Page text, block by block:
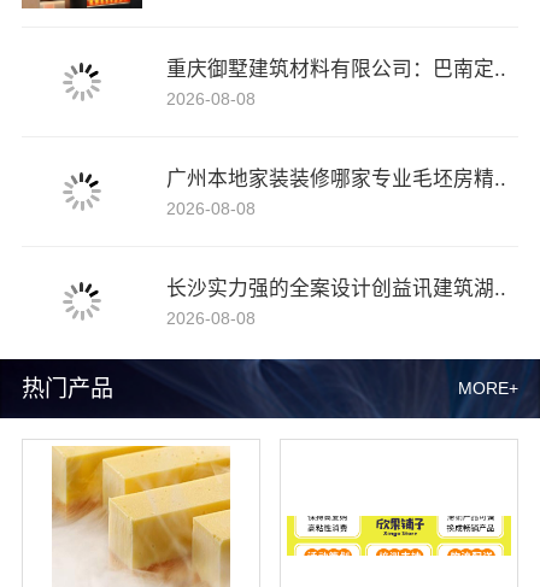
热门产品 MORE+
重庆御墅建筑材料有限公司：巴南定..
2026-08-08
广州本地家装装修哪家专业毛坯房精..
2026-08-08
长沙实力强的全案设计创益讯建筑湖..
2026-08-08